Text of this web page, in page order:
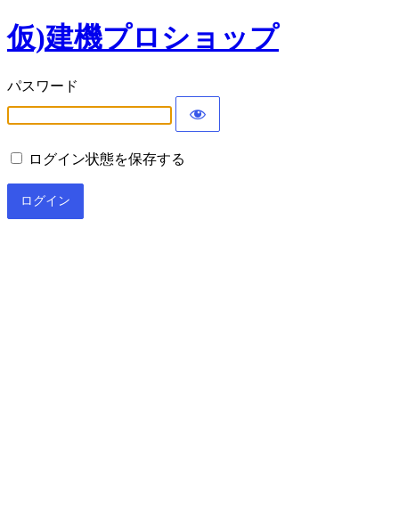
仮)建機プロショップ
パスワード
ログイン状態を保存する